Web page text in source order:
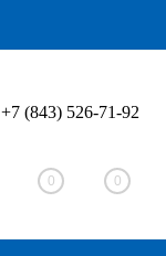
Вход Регистрация
+7 (843) 526-71-92
0 0